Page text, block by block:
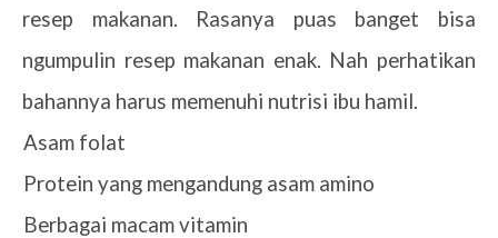
resep makanan. Rasanya puas banget bisa
ngumpulin resep makanan enak. Nah perhatikan
bahannya harus memenuhi nutrisi ibu hamil.
Asam folat
Protein yang mengandung asam amino
Berbagai macam vitamin